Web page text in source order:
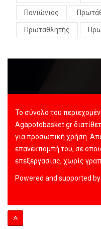
Πανιώνιος
Πρωταθλητής
Το σύνολο του
Agapotobasket.gr
για προσωπική χρήση.
επανεκπομπή του, σε
επεξεργασίας, χωρίς
Powered and supported by